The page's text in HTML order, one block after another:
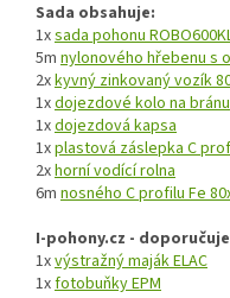
Sada obsahuje:
1xsada pohonu
5m nylonového hřebenu s
2xkyvný zinkovaný vozík
1xdojezdové kolo na bránu
1xdojezdová kapsa
1xplastová záslepka C
2xhorní vodící rolna
6m nosného C profilu Fe
I-pohony.cz -
1xvýstražný maják ELAC
1xfotobuňky EPM